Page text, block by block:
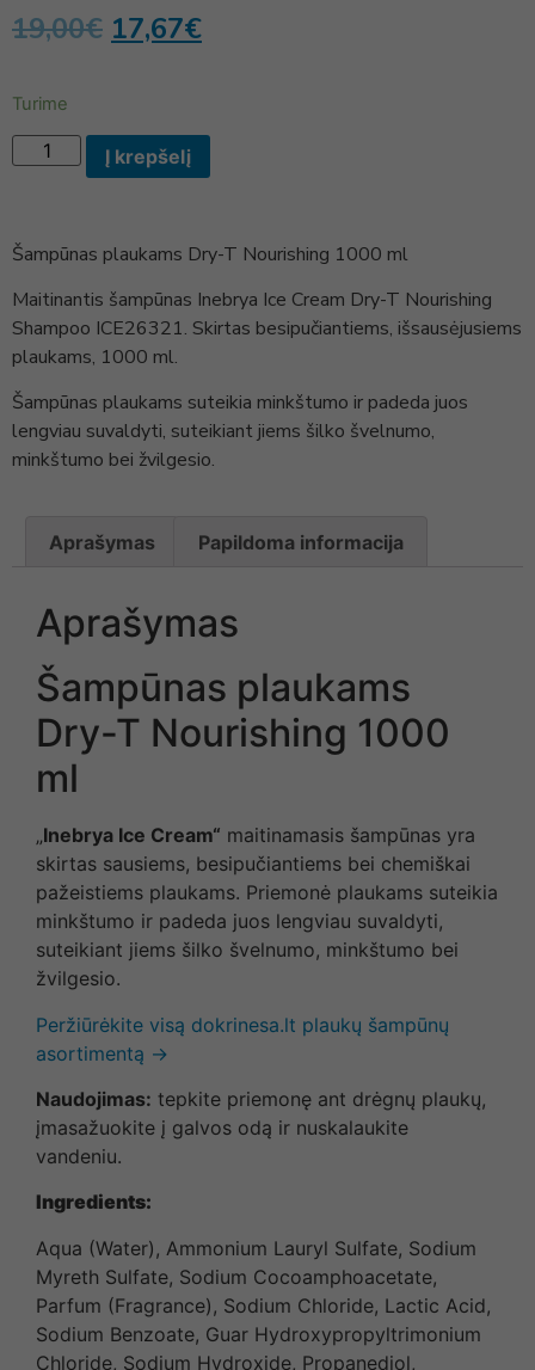
19,00€ 17,67€
Turime
Į krepšelį
Šampūnas plaukams Dry-T Nourishing 1000 ml
Maitinantis šampūnas Inebrya Ice Cream Dry-T Nourishing
Shampoo ICE26321. Skirtas besipučiantiems, išsausėjusiems
plaukams, 1000 ml.
Šampūnas plaukams suteikia minkštumo ir padeda juos
lengviau suvaldyti, suteikiant jiems šilko švelnumo,
minkštumo bei žvilgesio.
Aprašymas Papildoma informacija
Aprašymas
Šampūnas plaukams
Dry-T Nourishing 1000
ml
„Inebrya Ice Cream“ maitinamasis šampūnas yra
skirtas sausiems, besipučiantiems bei chemiškai
pažeistiems plaukams. Priemonė plaukams suteikia
minkštumo ir padeda juos lengviau suvaldyti,
suteikiant jiems šilko švelnumo, minkštumo bei
žvilgesio.
Peržiūrėkite visą dokrinesa.lt plaukų šampūnų
asortimentą →
Naudojimas: tepkite priemonę ant drėgnų plaukų,
įmasažuokite į galvos odą ir nuskalaukite
vandeniu.
Ingredients:
Aqua (Water), Ammonium Lauryl Sulfate, Sodium
Myreth Sulfate, Sodium Cocoamphoacetate,
Parfum (Fragrance), Sodium Chloride, Lactic Acid,
Sodium Benzoate, Guar Hydroxypropyltrimonium
Chloride, Sodium Hydroxide, Propanediol,